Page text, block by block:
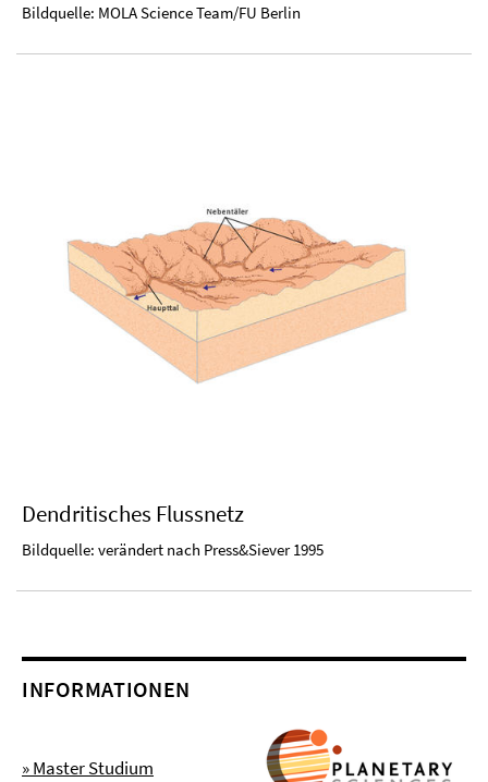
Bildquelle: MOLA Science Team/FU Berlin
Dendritisches Flussnetz
Bildquelle: verändert nach Press&Siever 1995
INFORMATIONEN
» Master Studium